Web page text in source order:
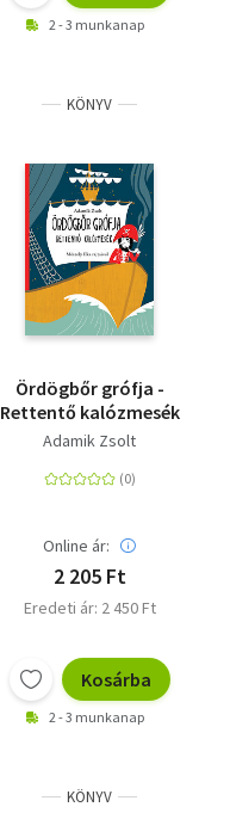
2 - 3 munkanap
KÖNYV
Ördögbőr grófja -
Rettentő kalózmesék
Adamik Zsolt
Online ár:
2 205 Ft
Eredeti ár: 2 450 Ft
Kosárba
2 - 3 munkanap
KÖNYV